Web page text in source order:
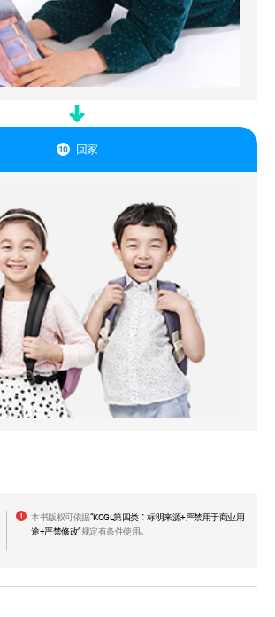
10 回家
本书版权可依据“KOGL第四类：标明来源+严禁用于商业用
途+严禁修改”规定有条件使用。